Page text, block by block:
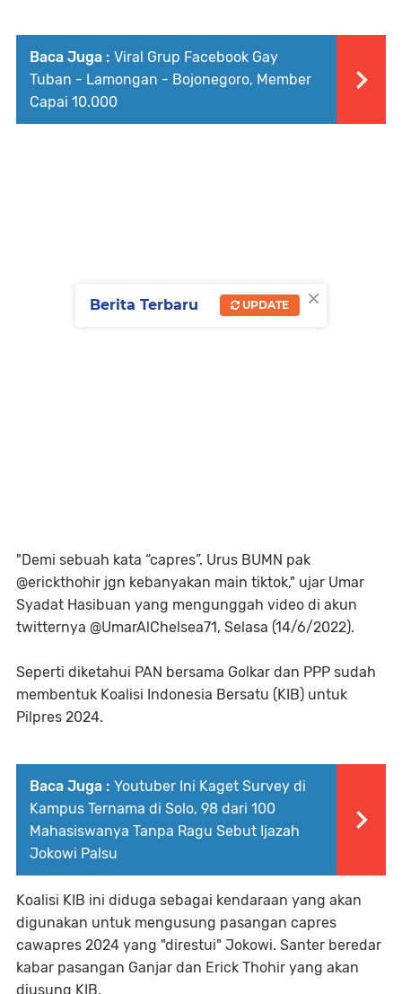
Baca Juga : Viral Grup Facebook Gay
Tuban - Lamongan - Bojonegoro, Member
Capai 10.000
"Demi sebuah kata “capres”. Urus BUMN pak
@erickthohir jgn kebanyakan main tiktok," ujar Umar
Syadat Hasibuan yang mengunggah video di akun
twitternya @UmarAlChelsea71, Selasa (14/6/2022).
Seperti diketahui PAN bersama Golkar dan PPP sudah
membentuk Koalisi Indonesia Bersatu (KIB) untuk
Pilpres 2024.
Baca Juga : Youtuber Ini Kaget Survey di
Kampus Ternama di Solo, 98 dari 100
Mahasiswanya Tanpa Ragu Sebut Ijazah
Jokowi Palsu
Koalisi KIB ini diduga sebagai kendaraan yang akan
digunakan untuk mengusung pasangan capres
cawapres 2024 yang "direstui" Jokowi. Santer beredar
kabar pasangan Ganjar dan Erick Thohir yang akan
diusung KIB.
×
Berita Terbaru UPDATE